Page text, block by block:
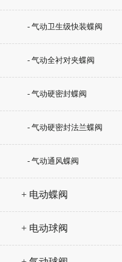
- 气动卫生级快装蝶阀
- 气动全衬对夹蝶阀
- 气动硬密封蝶阀
- 气动硬密封法兰蝶阀
- 气动通风蝶阀
+ 电动蝶阀
+ 电动球阀